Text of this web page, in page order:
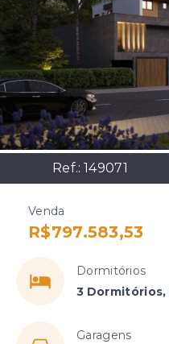
Ref.:149071
Venda
R$797.583,53
Dormitórios
3 Dormitórios,
Garagens